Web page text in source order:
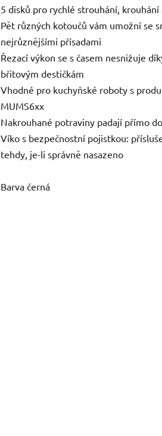
5 disků pro rychlé strouhání,
Pět různých kotoučů vám umožní se
nejrůznějšími přísadami
Řezací výkon se s časem nesnižuje
břitovým destičkám
Vhodné pro kuchyňské roboty s
MUMS6xx
Nakrouhané potraviny padají přímo
Víko s bezpečnostní pojistkou:
tehdy, je-li správně nasazeno
Barva černá